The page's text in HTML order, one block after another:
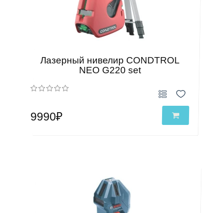
Лазерный нивелир CONDTROL
NEO G220 set
9990₽